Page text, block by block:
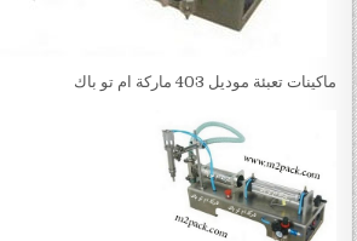
ماكينات تعبئة موديل 403 ماركة ام تو باك